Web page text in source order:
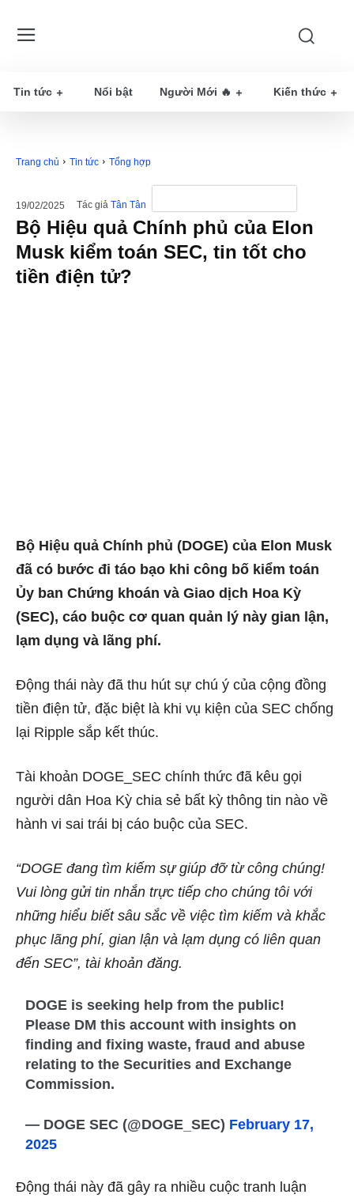
Tin tức Nổi bật Người Mới 🔥 Kiến thức
Trang chủ Tin tức Tổng hợp
19/02/2025 Tác giả Tân Tân
Bộ Hiệu quả Chính phủ của Elon
Musk kiểm toán SEC, tin tốt cho
tiền điện tử?
Bộ Hiệu quả Chính phủ (DOGE) của Elon Musk
đã có bước đi táo bạo khi công bố kiểm toán
Ủy ban Chứng khoán và Giao dịch Hoa Kỳ
(SEC), cáo buộc cơ quan quản lý này gian lận,
lạm dụng và lãng phí.
Động thái này đã thu hút sự chú ý của cộng đồng
tiền điện tử, đặc biệt là khi vụ kiện của SEC chống
lại Ripple sắp kết thúc.
Tài khoản DOGE_SEC chính thức đã kêu gọi
người dân Hoa Kỳ chia sẻ bất kỳ thông tin nào về
hành vi sai trái bị cáo buộc của SEC.
“DOGE đang tìm kiếm sự giúp đỡ từ công chúng!
Vui lòng gửi tin nhắn trực tiếp cho chúng tôi với
những hiểu biết sâu sắc về việc tìm kiếm và khắc
phục lãng phí, gian lận và lạm dụng có liên quan
đến SEC”, tài khoản đăng.
DOGE is seeking help from the public!
Please DM this account with insights on
finding and fixing waste, fraud and abuse
relating to the Securities and Exchange
Commission.
— DOGE SEC (@DOGE_SEC) February 17,
2025
Động thái này đã gây ra nhiều cuộc tranh luận